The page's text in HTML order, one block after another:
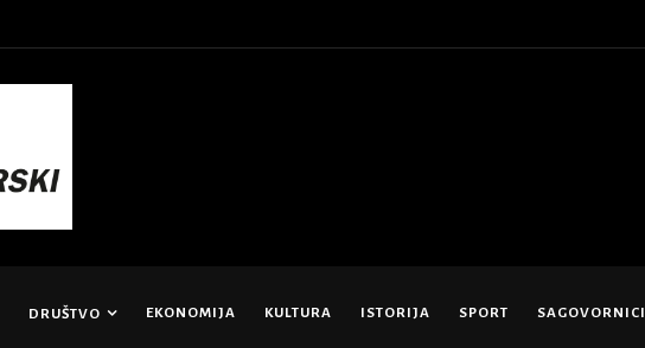
DRUŠTVO EKONOMIJA KULTURA ISTORIJA SPORT SAGOVORNICI